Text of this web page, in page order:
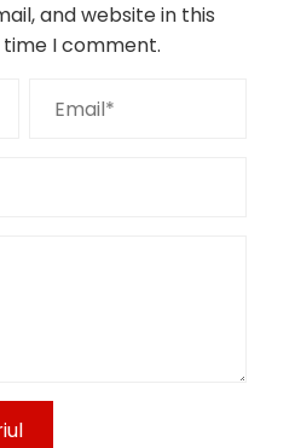
and website in this
I comment.